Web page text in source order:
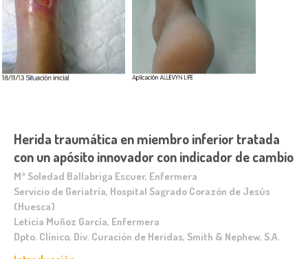
Herida traumática en miembro inferior tratada
con un apósito innovador con indicador de cambio
Mª Soledad Ballabriga Escuer, Enfermera
Servicio de Geriatría, Hospital Sagrado Corazón de Jesús
(Huesca)
Leticia Muñoz García, Enfermera
Dpto. Clínico, Div. Curación de Heridas, Smith & Nephew, S.A.